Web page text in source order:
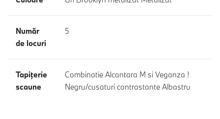
Număr
de locuri
5
Tapiţerie
scaune
Combinatie Alcantara M si Veganza !
Negru/cusaturi contrastante Albastru